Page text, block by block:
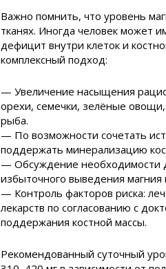
Важно помнить, что уровень
тканях. Иногда человек может
дефицит внутри клеток и
комплексный подход:
— Увеличение насыщения
орехи, семечки, зелёные
рыба.
— По возможности сочетать
поддержать минерализацию
— Обсуждение необходимости
избыточного выведения
— Контроль факторов риска:
лекарств по согласованию с
поддержания костной массы.
Рекомендованный суточный